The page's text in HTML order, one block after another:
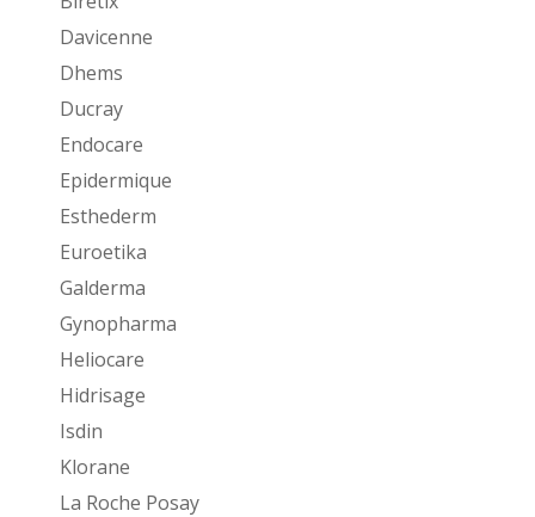
Davicenne
Dhems
Ducray
Endocare
Epidermique
Esthederm
Euroetika
Galderma
Gynopharma
Heliocare
Hidrisage
Isdin
Klorane
La Roche Posay